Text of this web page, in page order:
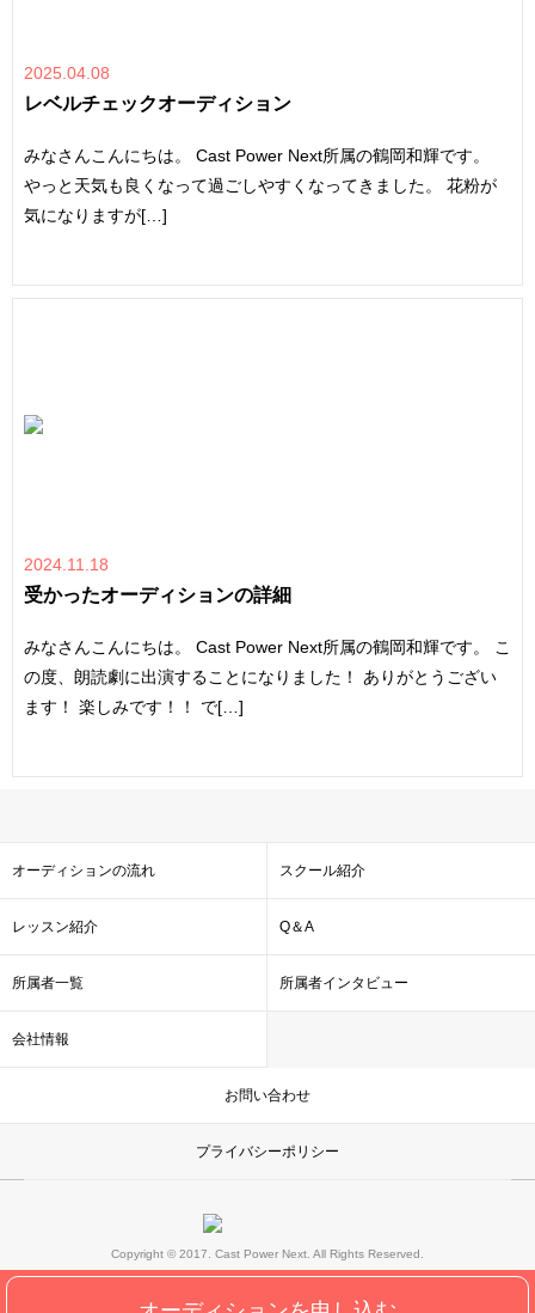
2025.04.08
レベルチェックオーディション
みなさんこんにちは。 Cast Power Next所属の鶴岡和輝です。
やっと天気も良くなって過ごしやすくなってきました。 花粉が
気になりますが[…]
2024.11.18
受かったオーディションの詳細
みなさんこんにちは。 Cast Power Next所属の鶴岡和輝です。 こ
の度、朗読劇に出演することになりました！ ありがとうござい
ます！ 楽しみです！！ で[…]
オーディションの流れ スクール紹介
レッスン紹介 Q＆A
所属者一覧 所属者インタビュー
会社情報
お問い合わせ
プライバシーポリシー
Copyright © 2017. Cast Power Next. All Rights Reserved.